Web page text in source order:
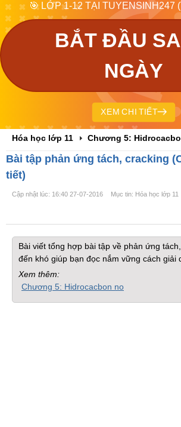
🎯 LỚP 1-12 TẠI TUYENSINH247
BẮT ĐẦU
NGÀY
XEM CHI TIẾT
Hóa học lớp 11 Chương 5:
Bài tập phản ứng tách, cracking
tiết)
Cập nhật lúc: 16:40 27-07-2016 Mục tin: Hóa học lớp 11
Bài viết tổng hợp bài tập về phản ứng
đến khó giúp bạn đọc nắm vững cách giải
Xem thêm:
Chương 5: Hidrocacbon no